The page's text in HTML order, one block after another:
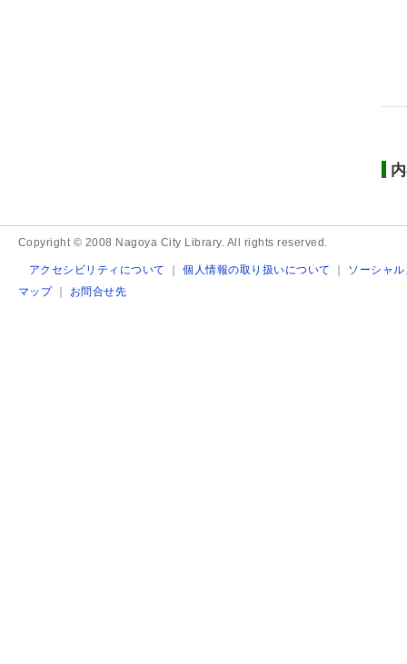
Copyright © 2008 Nagoya City Library. All rights reserved.
アクセシビリティについて ｜個人情報の取り扱いについて ｜ ソーシャ
マップ｜ お問合せ先